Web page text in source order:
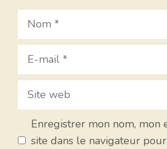
Nom
E-
Site
Enregistrer mon nom, mon
site dans le navigateur